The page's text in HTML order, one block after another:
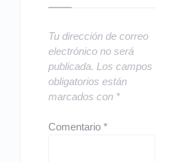
Tu dirección de correo
electrónico no será
publicada. Los campos
obligatorios están
marcados con *
Comentario*